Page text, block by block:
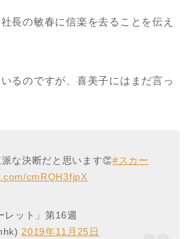
長の敏春に信楽を去ることを伝え
るのですが、喜美子にはまだ言っ
な決断だと思います👏#スカー
cmRQH3fjpX
ット」第16週
2019年11月25日